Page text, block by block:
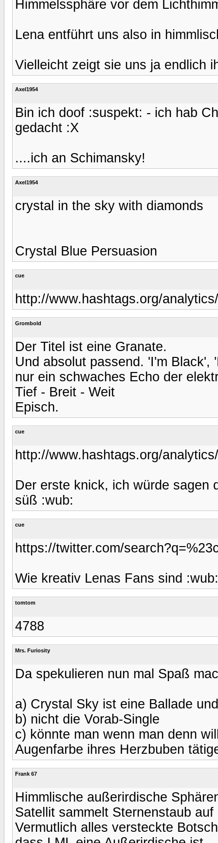
Himmelssphäre vor dem
Lena entführt uns also in
Vielleicht zeigt sie uns ja endlich
Axel1954
Bin ich doof :suspekt: - ich hab
gedacht :X
....ich an Schimansky!
Axel1954
crystal in the sky with diamonds
Crystal Blue Persuasion
cue
http://www.hashtags.org/
Grombold
Der Titel ist eine Granate.
Und absolut passend. 'I'm Black',
nur ein schwaches Echo der
Tief - Breit - Weit
Episch.
cue
http://www.hashtags.org/
Der erste knick, ich würde sagen
süß :wub:
cue
https://twitter.com/
Wie kreativ Lenas Fans sind :wub:
tomtom
4788
Mrs. Furiosity
Da spekulieren nun mal Spaß
a) Crystal Sky ist eine Ballade
b) nicht die Vorab-Single
c) könnte man wenn man denn
Augenfarbe ihres Herzbuben
Frank 67
Himmlische außerirdische
Satellit sammelt Sternenstaub
Vermutlich alles versteckte